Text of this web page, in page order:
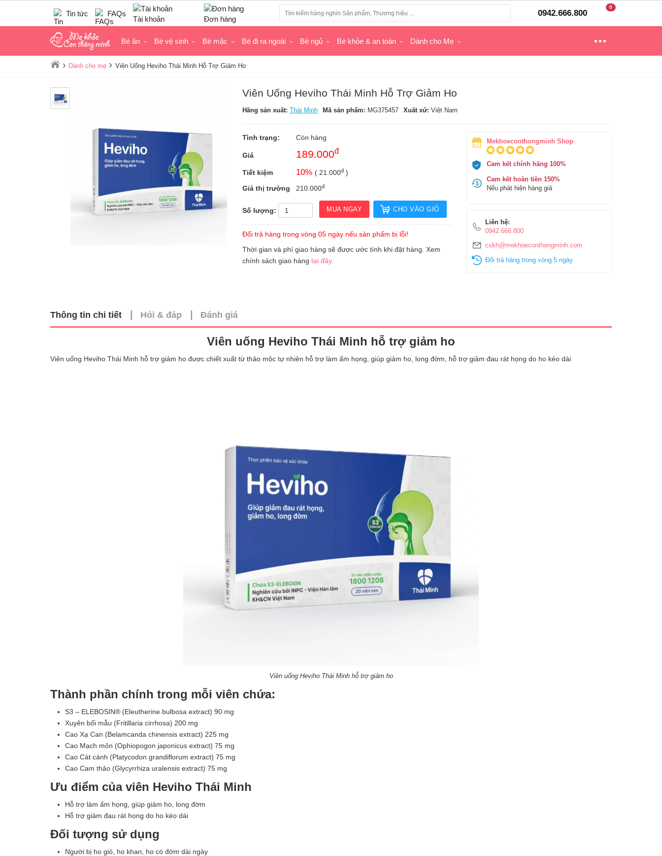
Tin tức FAQs
Tài khoản Đơn hàng
0942.666.800
0
Bé ăn Bé vệ sinh Bé mặc Bé đi ra ngoài Bé ngủ Bé khỏe & an toàn Dành cho Mẹ
Dành cho mẹ Viên Uống Heviho Thái Minh Hỗ Trợ Giảm Ho
Viên Uống Heviho Thái Minh Hỗ Trợ Giảm Ho
Hãng sản xuất: Thái Minh Mã sản phẩm: MG375457 Xuất xứ: Việt Nam
Tình trạng: Còn hàng
Giá 189.000đ
Tiết kiệm 10% ( 21.000đ )
Giá thị trường
210.000đ
Số lượng: MUA NGAY CHO VÀO GIỎ
Đổi trả hàng trong vòng 05 ngày nếu sản phẩm bị lỗi!
Thời gian và phí giao hàng sẽ được ước tính khi đặt hàng. Xem
chính sách giao hàng tại đây.
Mekhoeconthongminh Shop
Cam kết chính hãng 100%
Cam kết hoàn tiền 150%
Nếu phát hiện hàng giả
Liên hệ:
0942.666.800
cskh@mekhoeconthongminh.com
Đổi trả hàng trong vòng 5 ngày
Thông tin chi tiết Hỏi & đáp Đánh giá
Viên uống Heviho Thái Minh hỗ trợ giảm ho
Viên uống Heviho Thái Minh hỗ trợ giảm ho được chiết xuất từ thảo mộc tự nhiên hỗ trợ làm ấm họng, giúp giảm ho, long đờm, hỗ trợ giảm đau rát họng do ho kéo dài
Viên uống Heviho Thái Minh hỗ trợ giảm ho
Thành phần chính trong mỗi viên chứa:
S3 – ELEBOSIN® (Eleutherine bulbosa extract) 90 mg
Xuyên bối mẫu (Fritillaria cirrhosa) 200 mg
Cao Xạ Can (Belamcanda chinensis extract) 225 mg
Cao Mạch môn (Ophiopogon japonicus extract) 75 mg
Cao Cát cánh (Platycodon grandiflorum extract) 75 mg
Cao Cam thảo (Glycyrrhiza uralensis extract) 75 mg
Ưu điểm của viên Heviho Thái Minh
Hỗ trợ làm ấm họng, giúp giảm ho, long đờm
Hỗ trợ giảm đau rát họng do ho kéo dài
Đối tượng sử dụng
Người bị ho gió, ho khan, ho có đờm dài ngày